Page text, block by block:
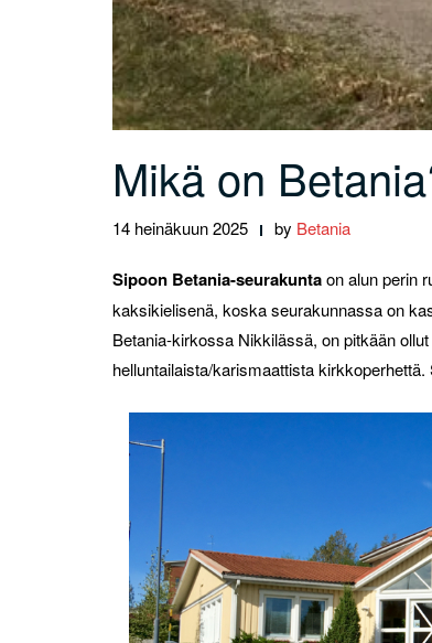
Mikä on
14 heinäkuun 2025 by Betania
Sipoon Betania-seurakuntaon alun perin
kaksikielisenä, koska seurakunnassa on
Betania-kirkossa Nikkilässä, on pitkään
helluntailaista/karismaattista